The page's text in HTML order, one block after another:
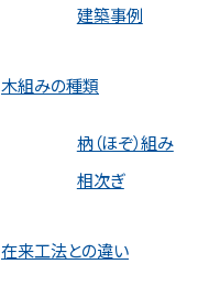
建築事例
木組みの種類
枘（ほぞ）組み
相次ぎ
在来工法との違い